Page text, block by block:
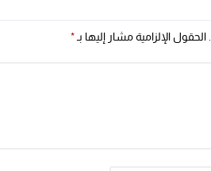
الحقول الإلزامية مشار إليها بـ *